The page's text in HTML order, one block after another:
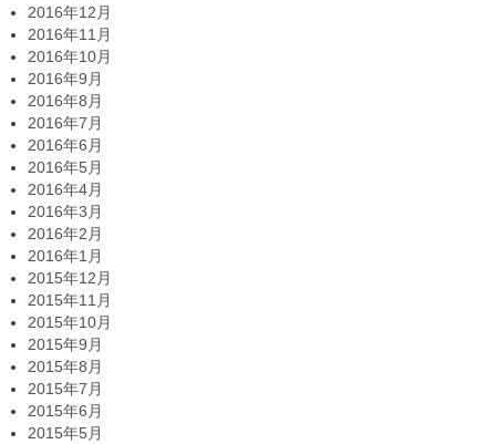
2016年12月
2016年11月
2016年10月
2016年9月
2016年8月
2016年7月
2016年6月
2016年5月
2016年4月
2016年3月
2016年2月
2016年1月
2015年12月
2015年11月
2015年10月
2015年9月
2015年8月
2015年7月
2015年6月
2015年5月